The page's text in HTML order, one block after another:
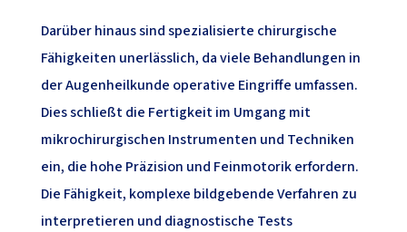
Darüber hinaus sind spezialisierte chirurgische
Fähigkeiten unerlässlich, da viele Behandlungen in
der Augenheilkunde operative Eingriffe umfassen.
Dies schließt die Fertigkeit im Umgang mit
mikrochirurgischen Instrumenten und Techniken
ein, die hohe Präzision und Feinmotorik erfordern.
Die Fähigkeit, komplexe bildgebende Verfahren zu
interpretieren und diagnostische Tests